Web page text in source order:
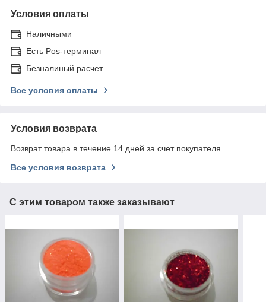
Условия оплаты
Наличными
Есть Pos-терминал
Безналиный расчет
Все условия оплаты
Условия возврата
Возврат товара в течение 14 дней за счет покупателя
Все условия возврата
С этим товаром также заказывают